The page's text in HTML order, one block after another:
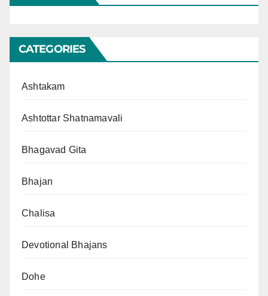
CATEGORIES
Ashtakam
Ashtottar Shatnamavali
Bhagavad Gita
Bhajan
Chalisa
Devotional Bhajans
Dohe